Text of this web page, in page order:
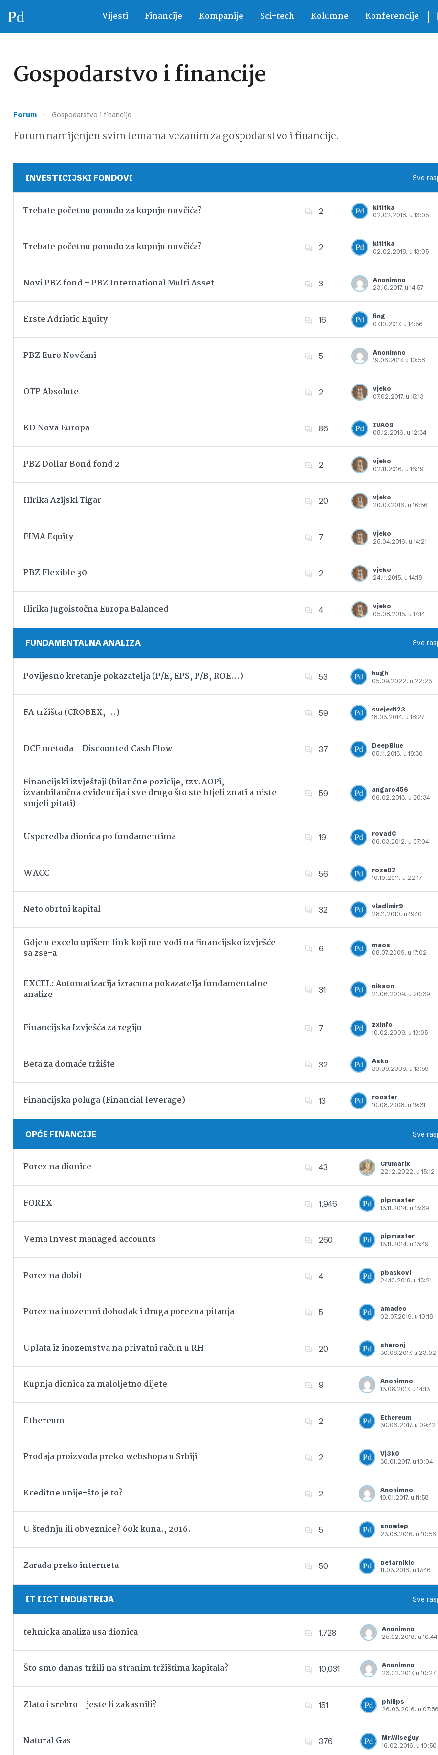
Vijesti Financije Kompanije Sci-tech Kolumne Konferencije
Gospodarstvo i financije
Forum › Gospodarstvo i financije
Forum namijenjen svim temama vezanim za gospodarstvo i financije.
INVESTICIJSKI FONDOVI Sve
Trebate početnu ponudu za kupnju novčića? 2
kititka
02.02.2018. u 13:05
Dodajte u favorite
Trebate početnu ponudu za kupnju novčića? 2
kititka
02.02.2018. u 13:05
Dodajte u favorite
Novi PBZ fond – PBZ International Multi Asset 3
Anonimno
23.10.2017. u 14:57
Dodajte u favorite
Erste Adriatic Equity 16
fing
07.10.2017. u 14:56
Dodajte u favorite
PBZ Euro Novčani 5
Anonimno
19.06.2017. u 10:58
Dodajte u favorite
OTP Absolute 2
vjeko
07.02.2017. u 15:13
Dodajte u favorite
KD Nova Europa 86
IVA09
08.12.2016. u 12:34
Dodajte u favorite
PBZ Dollar Bond fond 2 2
vjeko
02.11.2016. u 16:19
Dodajte u favorite
Ilirika Azijski Tigar 20
vjeko
20.07.2016. u 16:56
Dodajte u favorite
FIMA Equity 7
vjeko
25.04.2016. u 14:21
Dodajte u favorite
PBZ Flexible 30 2
vjeko
24.11.2015. u 14:18
Dodajte u favorite
Ilirika Jugoistočna Europa Balanced 4
vjeko
05.08.2015. u 17:14
Dodajte u favorite
FUNDAMENTALNA ANALIZA Sve
Povijesno kretanje pokazatelja (P/E, EPS, P/B, ROE…) 53
hugh
05.09.2022. u 22:23
Dodajte u favorite
FA tržišta (CROBEX, …) 59
svejed123
18.03.2014. u 18:27
Dodajte u favorite
DCF metoda – Discounted Cash Flow 37
DeepBlue
05.11.2013. u 18:30
Financijski izvještaji (bilančne pozicije, tzv.AOPi,
izvanbilančna evidencija i sve drugo što ste htjeli znati a niste
smjeli pitati)
59
angaro456
06.02.2013. u 20:34
Usporedba dionica po fundamentima 19
rovadC
06.03.2012. u 07:04
Dodajte u favorite
WACC 56
roza02
10.10.2011. u 22:17
Dodajte u favorite
Neto obrtni kapital 32
vladimir9
28.11.2010. u 19:10
Gdje u excelu upišem link koji me vodi na financijsko izvješće
sa zse-a
6
maos
08.07.2009. u 17:02
EXCEL: Automatizacija izracuna pokazatelja fundamentalne
analize
31
nikson
21.06.2009. u 20:39
Financijska Izvješća za regiju 7
zxinfo
10.02.2009. u 13:05
Dodajte u favorite
Beta za domaće tržište 32
Asko
30.09.2008. u 13:59
Dodajte u favorite
Financijska poluga (Financial leverage) 13
rooster
10.08.2008. u 19:31
Dodajte u favorite
OPĆE FINANCIJE Sve
Porez na dionice 43
Crumarix
22.12.2022. u 15:12
Dodajte u favorite
FOREX 1,946
pipmaster
13.11.2014. u 13:39
Dodajte u favorite
Vema Invest managed accounts 260
pipmaster
13.11.2014. u 13:49
Dodajte u favorite
Porez na dobit 4
pbaskovi
24.10.2019. u 13:21
Dodajte u favorite
Porez na inozemni dohodak i druga porezna pitanja 5
amadeo
02.07.2019. u 10:18
Dodajte u favorite
Uplata iz inozemstva na privatni račun u RH 20
sharonj
30.08.2017. u 23:02
Dodajte u favorite
Kupnja dionica za maloljetno dijete 9
Anonimno
13.08.2017. u 14:13
Dodajte u favorite
Ethereum 2
Ethereum
30.06.2017. u 09:42
Dodajte u favorite
Prodaja proizvoda preko webshopa u Srbiji 2
Vj3k0
30.01.2017. u 10:04
Dodajte u favorite
Kreditne unije-što je to? 2
Anonimno
19.01.2017. u 11:58
Dodajte u favorite
U štednju ili obveznice? 60k kuna., 2016. 5
snowlep
23.08.2016. u 10:56
Dodajte u favorite
Zarada preko interneta 50
petarnikic
11.03.2016. u 17:46
Dodajte u favorite
IT I ICT INDUSTRIJA Sve
tehnicka analiza usa dionica 1,728
Anonimno
25.02.2016. u 10:44
Dodajte u favorite
Što smo danas tržili na stranim tržištima kapitala? 10,031
Anonimno
23.02.2017. u 10:27
Dodajte u favorite
Zlato i srebro – jeste li zakasnili? 151
philips
26.03.2016. u 07:56
Dodajte u favorite
Natural Gas 376
Mr.Wiseguy
16.02.2016. u 10:50